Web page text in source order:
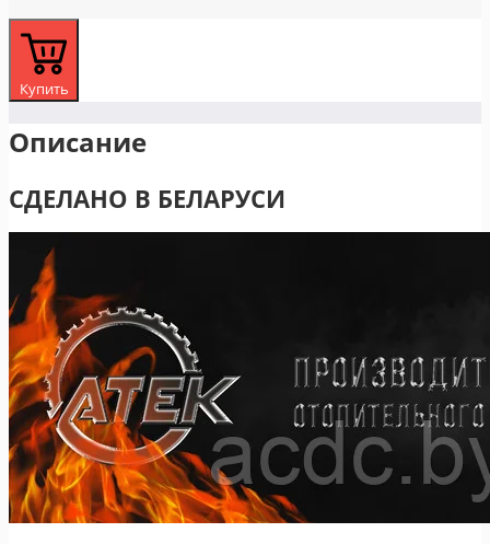
Купить
Описание
СДЕЛАНО В БЕЛАРУСИ